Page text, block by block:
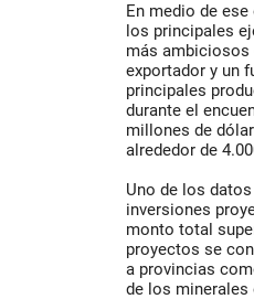
En medio de
los principales
más ambiciosos
exportador y un
principales
durante el
millones de
alrededor de
Uno de los
inversiones
monto total
proyectos se
a provincias
de los